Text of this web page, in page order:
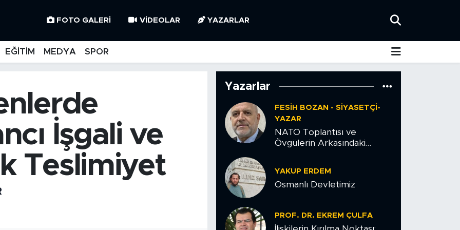
FOTO GALERI VIDEOLAR YAZARLAR
EĞİTİM MEDYA SPOR
İşgali ve
Teslimiyet
Yazarlar
FESIH BOZAN - SIYASETÇI-
YAZAR
NATO Toplantısı ve
Övgülerin Arkasındaki
YAKUP ERDEM
Osmanlı Devletimiz
PROF. DR. EKREM ÇULFA